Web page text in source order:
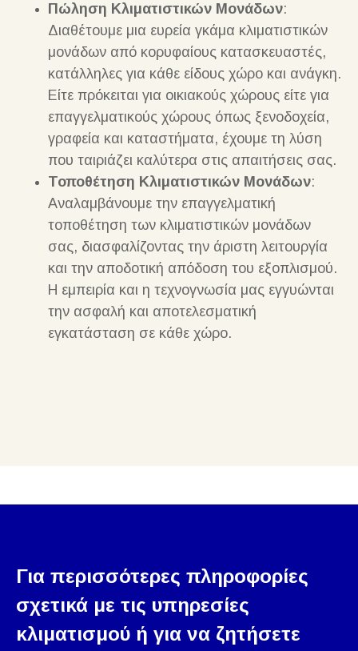
Πώληση Κλιματιστικών Μονάδων:
Διαθέτουμε μια ευρεία γκάμα κλιματιστικών
μονάδων από κορυφαίους κατασκευαστές,
κατάλληλες για κάθε είδους χώρο και ανάγκη.
Είτε πρόκειται για οικιακούς χώρους είτε για
επαγγελματικούς χώρους όπως ξενοδοχεία,
γραφεία και καταστήματα, έχουμε τη λύση
που ταιριάζει καλύτερα στις απαιτήσεις σας.
Τοποθέτηση Κλιματιστικών Μονάδων:
Αναλαμβάνουμε την επαγγελματική
τοποθέτηση των κλιματιστικών μονάδων
σας, διασφαλίζοντας την άριστη λειτουργία
και την αποδοτική απόδοση του εξοπλισμού.
Η εμπειρία και η τεχνογνωσία μας εγγυώνται
την ασφαλή και αποτελεσματική
εγκατάσταση σε κάθε χώρο.
Για περισσότερες πληροφορίες
σχετικά με τις υπηρεσίες
κλιματισμού ή για να ζητήσετε